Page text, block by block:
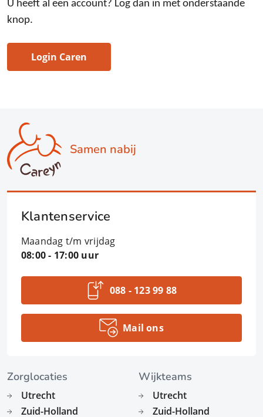
U heeft al een account? Log dan in met onderstaande
knop.
Login Caren
Samen nabij
Klantenservice
Maandag t/m vrijdag
08:00 - 17:00 uur
088 - 123 99 88
Mail ons
Zorglocaties
Utrecht
Zuid-Holland
Wijkteams
Utrecht
Zuid-Holland